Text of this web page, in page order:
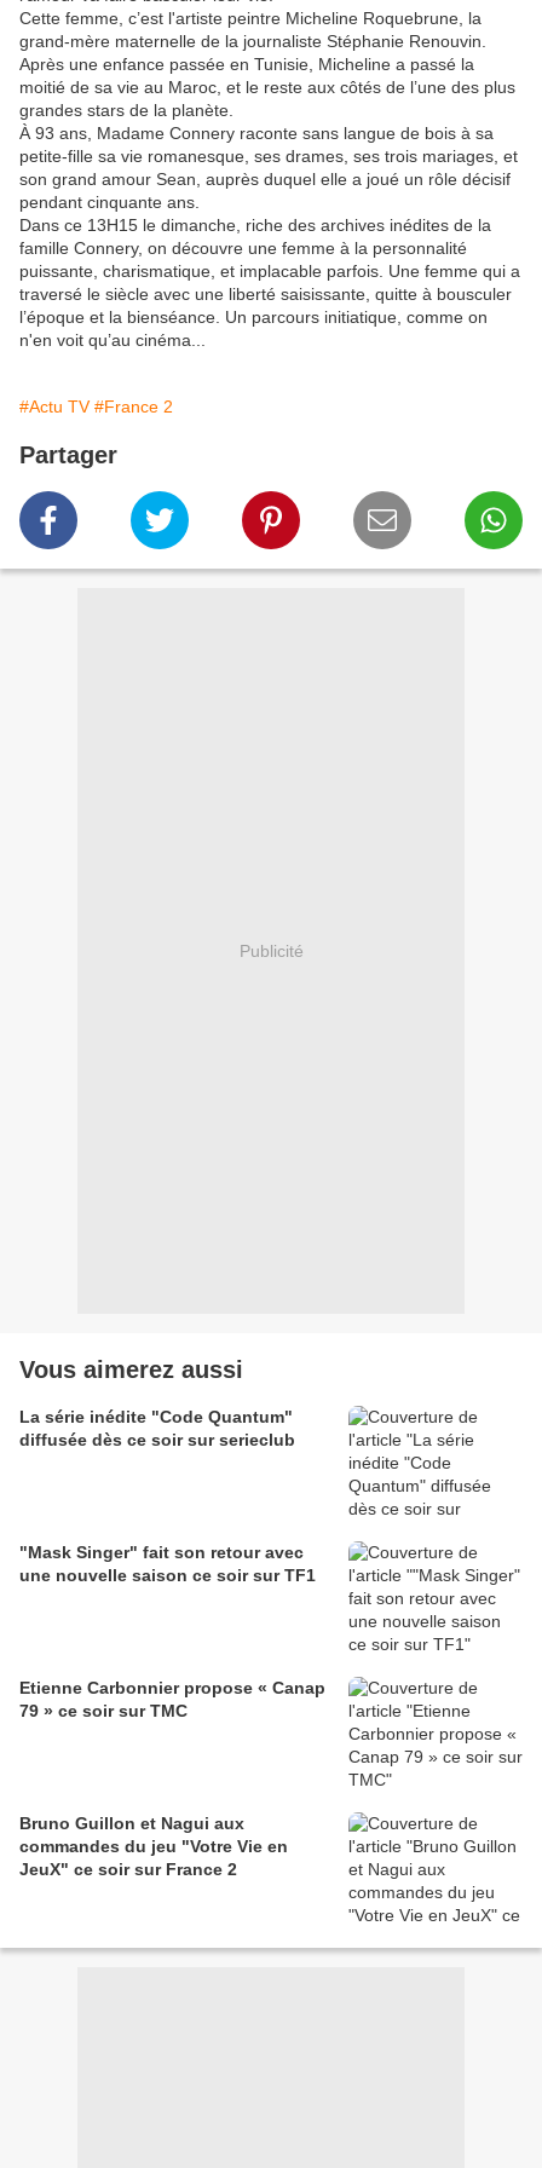
Cette femme, c’est l'artiste peintre Micheline Roquebrune, la
grand-mère maternelle de la journaliste Stéphanie Renouvin.
Après une enfance passée en Tunisie, Micheline a passé la
moitié de sa vie au Maroc, et le reste aux côtés de l’une des plus
grandes stars de la planète.
À 93 ans, Madame Connery raconte sans langue de bois à sa
petite-fille sa vie romanesque, ses drames, ses trois mariages, et
son grand amour Sean, auprès duquel elle a joué un rôle décisif
pendant cinquante ans.
Dans ce 13H15 le dimanche, riche des archives inédites de la
famille Connery, on découvre une femme à la personnalité
puissante, charismatique, et implacable parfois. Une femme qui a
traversé le siècle avec une liberté saisissante, quitte à bousculer
l’époque et la bienséance. Un parcours initiatique, comme on
n'en voit qu’au cinéma...
#Actu TV #France 2
Partager
Publicité
Vous aimerez aussi
La série inédite "Code Quantum"
diffusée dès ce soir sur serieclub
"Mask Singer" fait son retour avec
une nouvelle saison ce soir sur TF1
Etienne Carbonnier propose « Canap
79 » ce soir sur TMC
Bruno Guillon et Nagui aux
commandes du jeu "Votre Vie en
JeuX" ce soir sur France 2